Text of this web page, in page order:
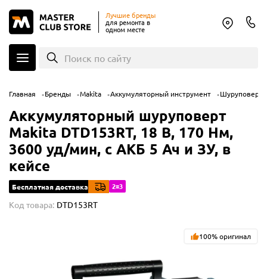
Лучшие бренды
для ремонта в
одном месте
Поиск по сайту
Главная Бренды Makita Аккумуляторный инструмент
Аккумуляторный шуруповерт
Makita DTD153RT, 18 В, 170 Нм,
3600 уд/мин, с АКБ 5 Ач и ЗУ, в
кейсе
Бесплатная доставка 2=3
Код товара: DTD153RT
100% оригинал